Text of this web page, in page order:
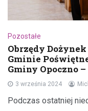
Pozostałe
Obrzędy
Gminie
Gminy Opoczno
3 września 2024
Podczas ostatniej